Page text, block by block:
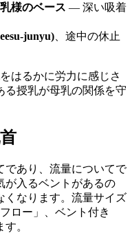
様のベース — 深い吸着
junyu) 、途中の休止
はるかに労力に感じさ
る授乳が母乳の関係を守
であり、流量についてで
が入るベントがあるの
くなります。流量サイズ
ロー」、ベント付き
。